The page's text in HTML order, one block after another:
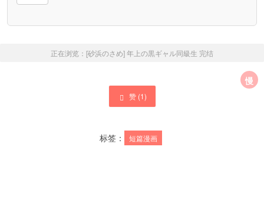
正在浏览： [砂浜のさめ] 年上の黒ギャル同級生 完结
赞 (1)
标签： 短篇漫画
慢